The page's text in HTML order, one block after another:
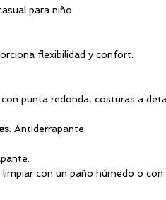
para niño.
flexibilidad y confort.
punta redonda, costuras a
Antiderrapante.
limpiar con un paño húmedo o con